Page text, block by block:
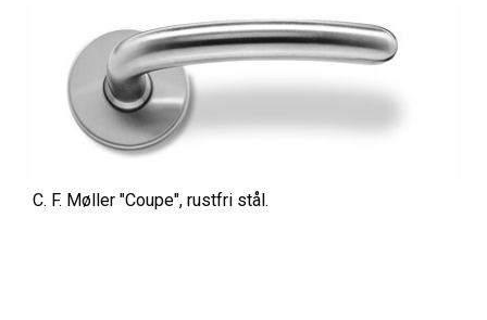
C. F. Møller "Coupe", rustfri stål.